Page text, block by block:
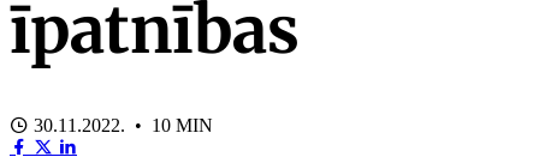
īpatnības
30.11.2022. • 10 MIN